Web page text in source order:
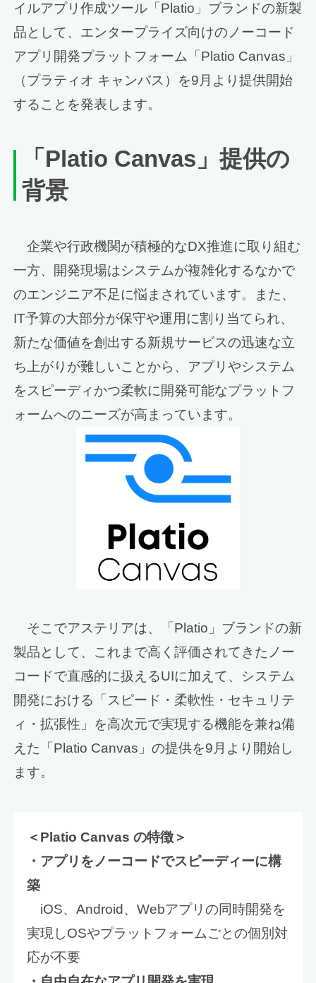
イルアプリ作成ツール「Platio」ブランドの新製
品として、エンタープライズ向けのノーコード
アプリ開発プラットフォーム「Platio Canvas」
（プラティオ キャンバス）を9月より提供開始
することを発表します。
「 Platio Canvas 」提供の
背景
企業や行政機関が積極的なDX推進に取り組む
一方、開発現場はシステムが複雑化するなかで
のエンジニア不足に悩まされています。また、
IT予算の大部分が保守や運用に割り当てられ、
新たな価値を創出する新規サービスの迅速な立
ち上がりが難しいことから、アプリやシステム
をスピーディかつ柔軟に開発可能なプラットフ
ォームへのニーズが高まっています。
そこでアステリアは、「Platio」ブランドの新
製品として、これまで高く評価されてきたノー
コードで直感的に扱えるUIに加えて、システム
開発における「スピード・柔軟性・セキュリテ
ィ・拡張性」を高次元で実現する機能を兼ね備
えた「Platio Canvas」の提供を9月より開始し
ます。
＜Platio Canvas の特徴＞
・アプリをノーコードでスピーディーに構
築
iOS、Android、Webアプリの同時開発を
実現しOSやプラットフォームごとの個別対
応が不要